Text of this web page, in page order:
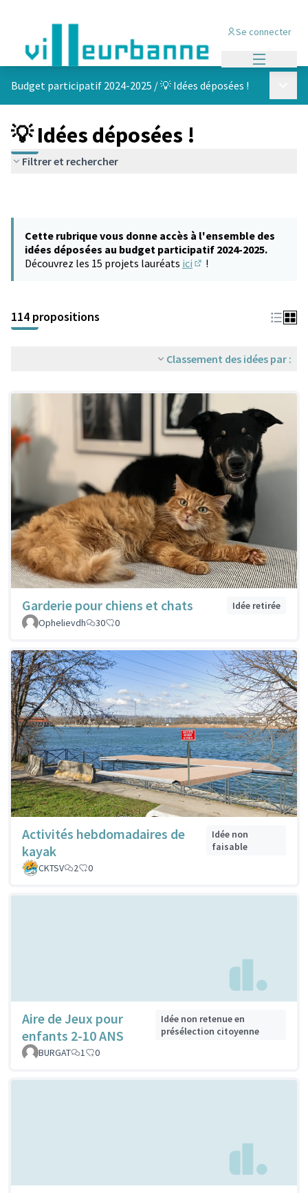
Se connecter
Budget participatif 2024-2025 /💡 Idées déposées !
💡 Idées déposées !
Filtrer et rechercher
Cette rubrique vous donne accès à l'ensemble des
idées déposées au budget participatif 2024-2025.
Découvrez les 15 projets lauréats ici !
114 propositions
Classement des idées par :
Garderie pour chiens et chats
Idée retirée
Ophelievdh
30 0
Activités hebdomadaires de
kayak
Idée non
faisable
CKTSV
2 0
Aire de Jeux pour
enfants 2-10 ANS
Idée non retenue en
présélection citoyenne
BURGAT
1 0